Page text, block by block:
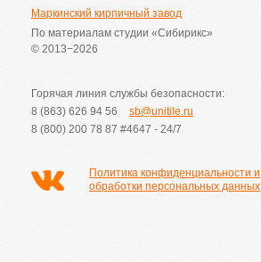
Маркинский кирпичный завод
По материалам студии «Сибирикс»
© 2013−2026
Горячая линия службы безопасности:
8 (863) 626 94 56
sb@unitile.ru
8 (800) 200 78 87 #4647 - 24/7
Политика конфиденциальности и
обработки персональных данных